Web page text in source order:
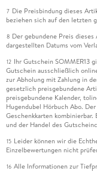
7 Die Preisbindung dieses
beziehen sich auf den letzten
8 Der gebundene Preis
dargestellten Datums vom
12 Ihr Gutschein SOMMER13
Gutschein ausschließlich
zur Abholung mit Zahlung in
gesetzlich preisgebundene
preisgebundene Kalender,
Hugendubel Hörbuch Abo.
Geschenkkarten
und der Handel des
15 Leider können wir die
Einzelbewertungen nicht
16 Alle Informationen zur